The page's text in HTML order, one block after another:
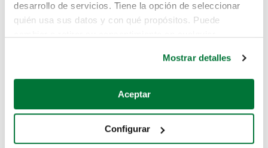
desarrollo de servicios. Tiene la opción de seleccionar
quién usa sus datos y con qué propósitos. Puede
Si lo permite, también quisiéramos:
Recopilar información sobre su ubicación geográfica
Identificar su dispositivo analizándolo activamente
Mostrar detalles
Aceptar
Configurar
Pero puedes encontrar el coche que estás
buscando en alguno de estos enlaces:
Coches de segunda mano
Coches de km0